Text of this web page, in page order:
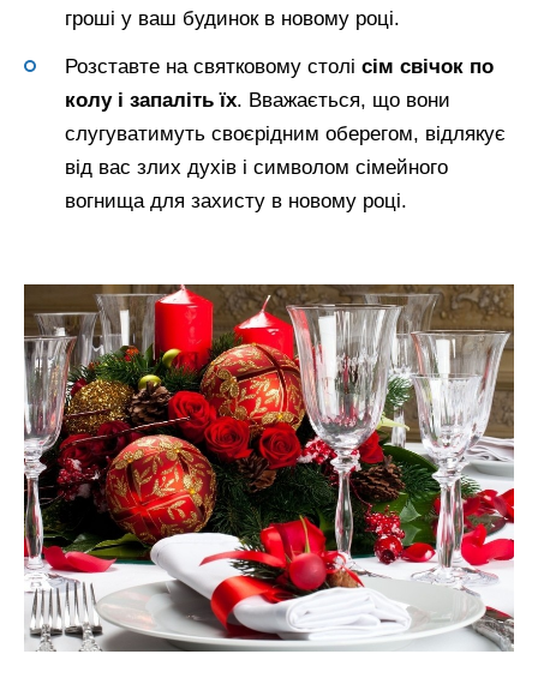
гроші у ваш будинок в новому році.
Розставте на святковому столі сім свічок по
колу і запаліть їх. Вважається, що вони
слугуватимуть своєрідним оберегом, відлякує
від вас злих духів і символом сімейного
вогнища для захисту в новому році.